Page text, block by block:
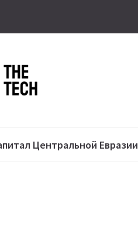
Центральной Евразии